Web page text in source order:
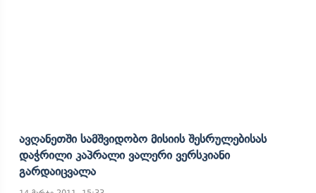
Ავღანეთში Სამშვიდობო Მისიის Შესრულებისას
Დაჭრილი Კაპრალი Ვალერი Ვერსკიანი
Გარდაიცვალა